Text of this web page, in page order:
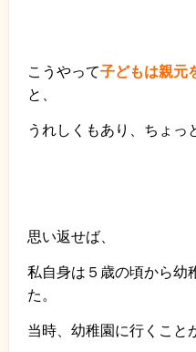
こうやって子どもは親元
と、
うれしくもあり、ちょ
思い返せば、
私自身は５歳の頃から幼
た。
当時、幼稚園に行くこと